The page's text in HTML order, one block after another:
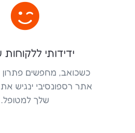

ידידותי
כשכואב, מחפשים פתרון
אתר רספונסיבי ינגיש
שלך למטופל.